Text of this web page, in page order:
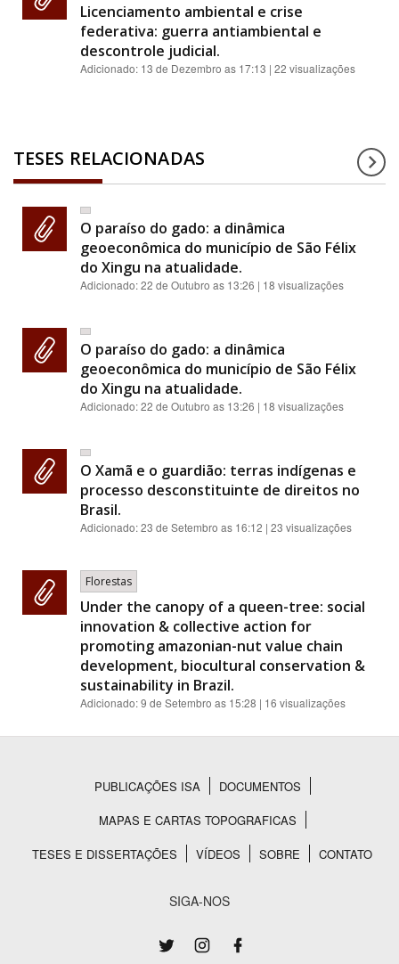
Licenciamento ambiental e crise
federativa: guerra antiambiental e
descontrole judicial.
Adicionado: 13 de Dezembro as 17:13 | 22 visualizações
TESES RELACIONADAS
O paraíso do gado: a dinâmica
geoeconômica do município de São Félix
do Xingu na atualidade.
Adicionado:22 de Outubro as 13:26 | 18 visualizações
O paraíso do gado: a dinâmica
geoeconômica do município de São Félix
do Xingu na atualidade.
Adicionado:22 de Outubro as 13:26 | 18 visualizações
O Xamã e o guardião: terras indígenas e
processo desconstituinte de direitos no
Brasil.
Adicionado:23 de Setembro as 16:12 | 23 visualizações
Florestas
Under the canopy of a queen-tree: social
innovation & collective action for
promoting amazonian-nut value chain
development, biocultural conservation &
sustainability in Brazil.
Adicionado:9 de Setembro as 15:28 | 16 visualizações
Rodapé
PUBLICAÇÕES ISA
DOCUMENTOS
MAPAS E CARTAS TOPOGRAFICAS
TESES E DISSERTAÇÕES
VÍDEOS SOBRE CONTATO
SIGA-NOS